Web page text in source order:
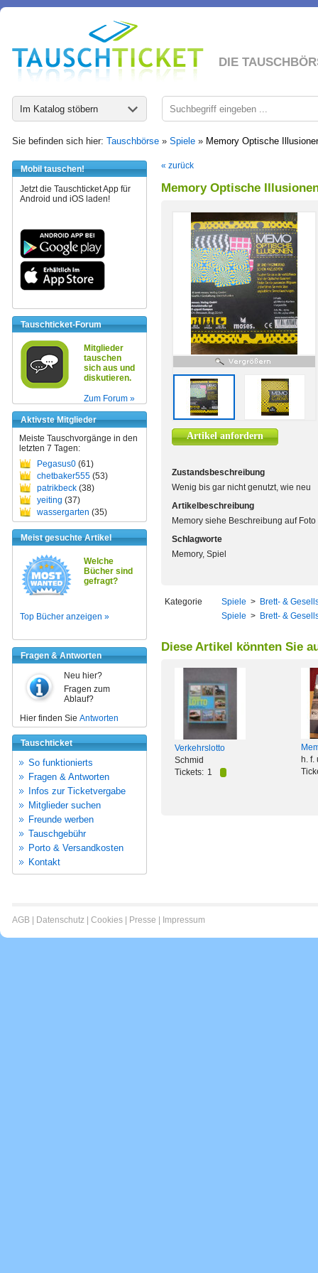
DIE
Im Katalog stöbern
Sie befinden sich hier: Tauschbörse » Spiele » Memory Optische
Mobil tauschen!
Jetzt die Tauschticket App für
Android und iOS laden!
Tauschticket-Forum
Mitglieder
tauschen
sich aus und
diskutieren.
Zum Forum »
Aktivste Mitglieder
Meiste Tauschvorgänge in den
letzten 7 Tagen:
Pegasus0 (61)
chetbaker555 (53)
patrikbeck (38)
yeiting (37)
wassergarten (35)
Meist gesuchte Artikel
Welche
Bücher sind
gefragt?
Top Bücher anzeigen »
Fragen & Antworten
Neu hier?
Fragen zum
Ablauf?
Hier finden Sie Antworten
Tauschticket
So funktionierts
Fragen & Antworten
Infos zur Ticketvergabe
Mitglieder suchen
Freunde werben
Tauschgebühr
Porto & Versandkosten
Kontakt
« zurück
Memory Optische
Artikel anfordern
Zustandsbeschreibung
Wenig bis gar nicht genutzt, wie neu
Artikelbeschreibung
Memory siehe Beschreibung auf Foto
Schlagworte
Memory, Spiel
Kategorie Spiele > Brett- &
Spiele > Brett- &
Diese Artikel könnten Sie
Verkehrslotto
Schmid
Tickets: 1
h.
AGB Datenschutz Cookies Presse Impressum